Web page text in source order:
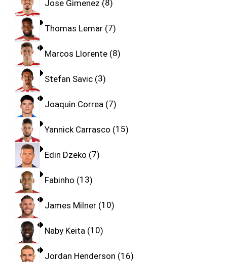
Jose Gimenez 8
Thomas Lemar 7
Marcos Llorente 8
Stefan Savic 3
Joaquin Correa 7
Yannick Carrasco 15
Edin Dzeko 7
Fabinho 13
James Milner 10
Naby Keita 10
Jordan Henderson 16